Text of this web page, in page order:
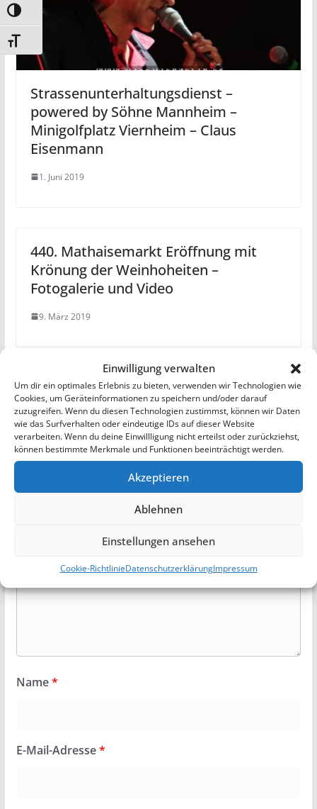
Einwilligung verwalten
Um dir ein optimales Erlebnis zu bieten, verwenden wir Technologien wie
Cookies, um Geräteinformationen zu speichern und/oder darauf
zuzugreifen. Wenn du diesen Technologien zustimmst, können wir Daten
wie das Surfverhalten oder eindeutige IDs auf dieser Website
verarbeiten. Wenn du deine Einwillligung nicht erteilst oder zurückziehst,
können bestimmte Merkmale und Funktionen beeinträchtigt werden.
Akzeptieren
Ablehnen
Einstellungen ansehen
Cookie-RichtlinieDatenschutzerklärungImpressum
Umschalten auf hohe Kontraste
Schrift vergrößern
Strassenunterhaltungsdienst –
powered by Söhne Mannheim –
Minigolfplatz Viernheim – Claus
Eisenmann
1. Juni 2019
440. Mathaisemarkt Eröffnung mit
Krönung der Weinhoheiten –
Fotogalerie und Video
9. März 2019
Schreibe einen Kommentar
Deine E-Mail-Adresse wird nicht veröffentlicht.
Erforderliche Felder sind mit*markiert
Kommentar*
Name*
E-Mail-Adresse*